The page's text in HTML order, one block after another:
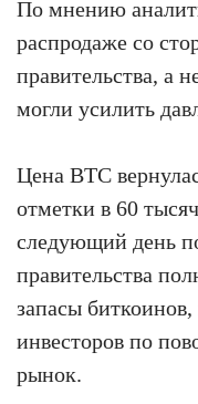
По мнению
распродаже со
правительства, а
могли усилить
Цена BTC
отметки в 60
следующий день
правительства
запасы
инвесторов по
рынок.